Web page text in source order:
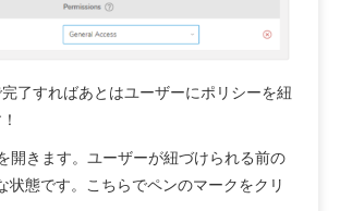
了すればあとはユーザーにポリシーを紐
開きます。ユーザーが紐づけられる前の
状態です。こちらでペンのマークをクリ